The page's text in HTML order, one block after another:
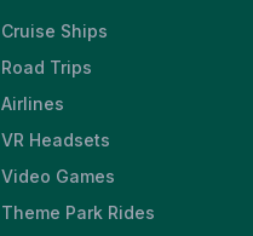
Cruise Ships
Road Trips
Airlines
VR Headsets
Video Games
Theme Park Rides